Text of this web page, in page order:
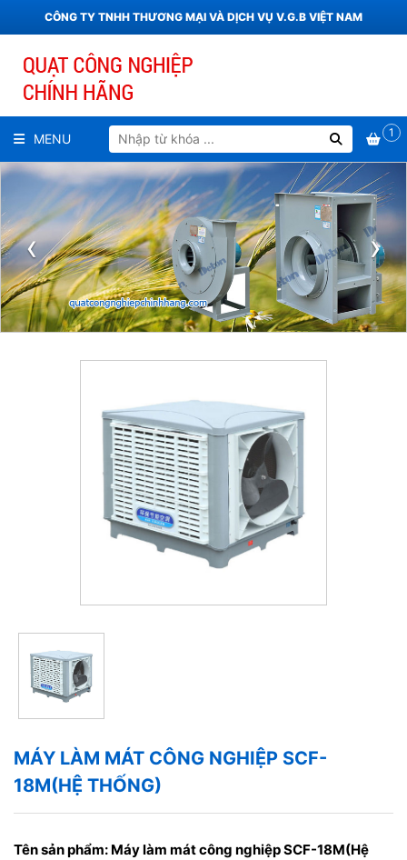
CÔNG TY TNHH THƯƠNG MẠI VÀ DỊCH VỤ V.G.B VIỆT NAM
MENU 1
‹ ›
MÁY LÀM MÁT CÔNG NGHIỆP SCF-
18M(HỆ THỐNG)
Tên sản phẩm: Máy làm mát công nghiệp SCF-18M(Hệ